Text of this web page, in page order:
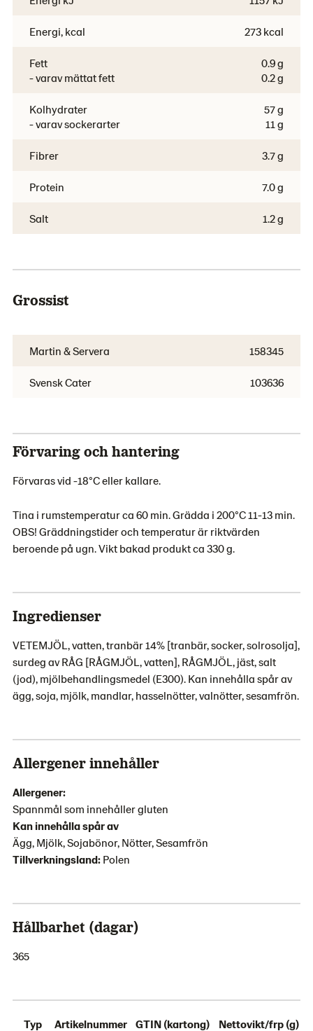
Förvaring och hantering
Förvaras vid -18°C eller kallare.
Tina i rumstemperatur ca 60 min. Grädda i 200°C 11-13 min.
OBS! Gräddningstider och temperatur är riktvärden
beroende på ugn. Vikt bakad produkt ca 330 g.
Ingredienser
VETEMJÖL, vatten, tranbär 14% [tranbär, socker, solrosolja],
surdeg av RÅG [RÅGMJÖL, vatten], RÅGMJÖL, jäst, salt
(jod), mjölbehandlingsmedel (E300). Kan innehålla spår av
ägg, soja, mjölk, mandlar, hasselnötter, valnötter, sesamfrön.
Allergener innehåller
Allergener:
Spannmål som innehåller gluten
Kan innehålla spår av
Ägg, Mjölk, Sojabönor, Nötter, Sesamfrön
Tillverkningsland: Polen
Hållbarhet (dagar)
365
Typ Artikelnummer GTIN (kartong) Nettovikt/frp (g)
Energi, kcal 273 kcal
Fett
- varav mättat fett
0.9 g
0.2 g
Kolhydrater
- varav sockerarter
57 g
11 g
Fibrer 3.7 g
Protein 7.0 g
Salt 1.2 g
Grossist
Martin & Servera 158345
Svensk Cater 103636